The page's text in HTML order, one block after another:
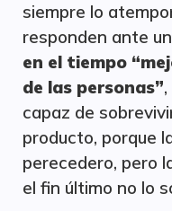
siempre lo
responden ante un
en el tiempo
de las personas”
capaz de
producto, porque
perecedero, pero
el fin último no lo